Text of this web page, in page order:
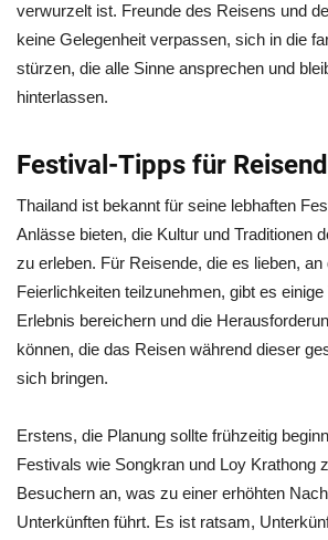
verwurzelt ist. Freunde des Reisens und
keine Gelegenheit verpassen, sich in die
stürzen, die alle Sinne ansprechen und
hinterlassen.
Festival-Tipps für
Thailand ist bekannt für seine lebhaften
Anlässe bieten, die Kultur und Traditionen
zu erleben. Für Reisende, die es lieben, an
Feierlichkeiten teilzunehmen, gibt es einige
Erlebnis bereichern und die
können, die das Reisen während dieser
sich bringen.
Erstens, die Planung sollte frühzeitig
Festivals wie Songkran und Loy Krathong
Besuchern an, was zu einer erhöhten
Unterkünften führt. Es ist ratsam,